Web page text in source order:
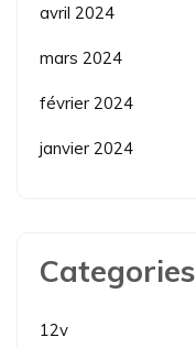
avril 2024
mars 2024
février 2024
janvier 2024
Categories
12v